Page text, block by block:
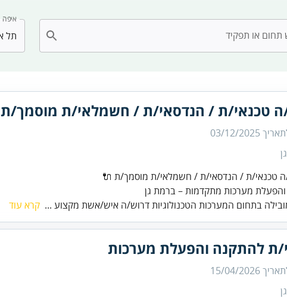
או תפקיד
איפה
ה טכנאי/ת / הנדסאי/ת / חשמלאי/ת מוסמך/ת
03/12/2025
מערכות מתקדמות – ברמת גן
בתחום המערכות הטכנולוגיות דרוש/ה איש/אשת מקצוע ... קרא עוד
ת להתקנה והפעלת מערכות
15/04/2026